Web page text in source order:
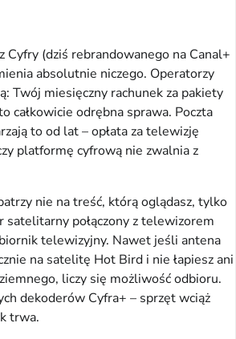
Cyfry (dziś rebrandowanego na Canal+
absolutnie niczego. Operatorzy
Twój miesięczny rachunek za pakiety
całkowicie odrębna sprawa. Poczta
to od lat – opłata za telewizję
platformę cyfrową nie zwalnia z
nie na treść, którą oglądasz, tylko
satelitarny połączony z telewizorem
telewizyjny. Nawet jeśli antena
na satelitę Hot Bird i nie łapiesz ani
liczy się możliwość odbioru.
dekoderów Cyfra+ – sprzęt wciąż
trwa.